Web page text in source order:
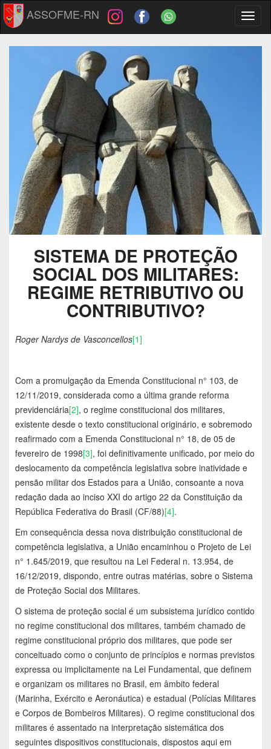
ASSOFME-RN
SISTEMA DE PROTEÇÃO
SOCIAL DOS MILITARES:
REGIME RETRIBUTIVO OU
CONTRIBUTIVO?
Roger Nardys de Vasconcellos[1]
Com a promulgação da Emenda Constitucional n° 103, de
12/11/2019, considerada como a última grande reforma
previdenciária[2], o regime constitucional dos militares,
existente desde o texto constitucional originário, e sobremodo
reafirmado com a Emenda Constitucional n° 18, de 05 de
fevereiro de 1998[3], foi definitivamente unificado, por meio do
deslocamento da competência legislativa sobre inatividade e
pensão militar dos Estados para a União, consoante a nova
redação dada ao inciso XXI do artigo 22 da Constituição da
República Federativa do Brasil (CF/88)[4].
Em consequência dessa nova distribuição constitucional de
competência legislativa, a União encaminhou o Projeto de Lei
n° 1.645/2019, que resultou na Lei Federal n. 13.954, de
16/12/2019, dispondo, entre outras matérias, sobre o Sistema
de Proteção Social dos Militares.
O sistema de proteção social é um subsistema jurídico contido
no regime constitucional dos militares, também chamado de
regime constitucional próprio dos militares, que pode ser
conceituado como o conjunto de princípios e normas previstos
expressa ou implicitamente na Lei Fundamental, que definem
e organizam os militares no Brasil, em âmbito federal
(Marinha, Exército e Aeronáutica) e estadual (Polícias Militares
e Corpos de Bombeiros Militares). O regime constitucional dos
militares é assentado na interpretação sistemática dos
seguintes dispositivos constitucionais, dispostos aqui em